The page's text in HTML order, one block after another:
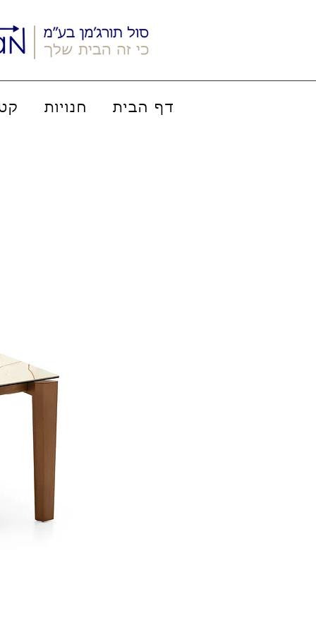
דף הבית חנויות